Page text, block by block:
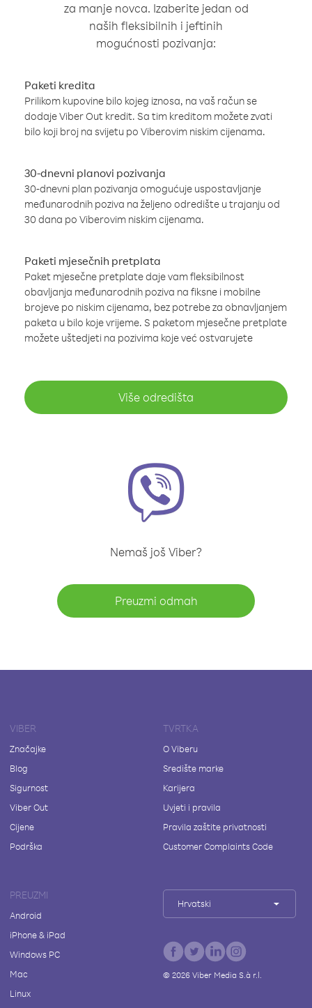
za manje novca. Izaberite jedan od
naših fleksibilnih i jeftinih
mogućnosti pozivanja:
Paketi kredita
Prilikom kupovine bilo kojeg iznosa, na vaš račun se
dodaje Viber Out kredit. Sa tim kreditom možete zvati
bilo koji broj na svijetu po Viberovim niskim cijenama.
30-dnevni planovi pozivanja
30-dnevni plan pozivanja omogućuje uspostavljanje
međunarodnih poziva na željeno odredište u trajanju od
30 dana po Viberovim niskim cijenama.
Paketi mjesečnih pretplata
Paket mjesečne pretplate daje vam fleksibilnost
obavljanja međunarodnih poziva na fiksne i mobilne
brojeve po niskim cijenama, bez potrebe za obnavljanjem
paketa u bilo koje vrijeme. S paketom mjesečne pretplate
možete uštedjeti na pozivima koje već ostvarujete
Više odredišta
Nemaš još Viber?
Preuzmi odmah
VIBER
Značajke
Blog
Sigurnost
Viber Out
Cijene
Podrška
TVRTKA
O Viberu
Središte marke
Karijera
Uvjeti i pravila
Pravila zaštite privatnosti
Customer Complaints Code
PREUZMI
Android
iPhone & iPad
Windows PC
Mac
Linux
Hrvatski
© 2026Viber Media S.à r.l.